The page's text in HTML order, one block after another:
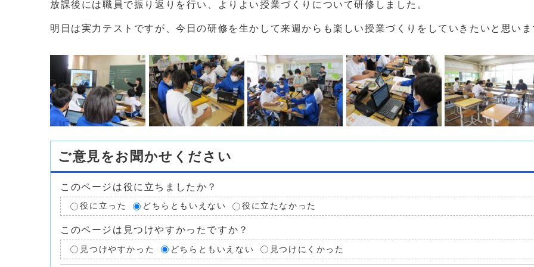
放課後には職員で振り返りを行い、よりよい授業づくりについて研修しました。
明日は実力テストですが、今日の研修を生かして来週からも楽しい授業づくりをしていきたいと思い
ご意見をお聞かせください
このページは役に立ちましたか？
役に立った どちらともいえない 役に立たなかった
このページは見つけやすかったですか？
見つけやすかった どちらともいえない 見つけにくかった